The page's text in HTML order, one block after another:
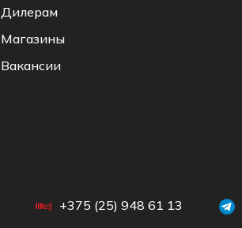
Дилерам
Магазины
Вакансии
+375 (25) 948 61 13